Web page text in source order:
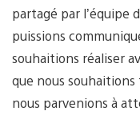
partagé par l’équipe
puissions
souhaitions réaliser
que nous
nous parvenions à